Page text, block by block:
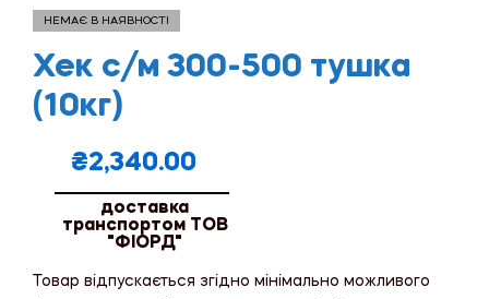
НЕМАЄ В НАЯВНОСТІ
Хек с/м 300-500 тушка
(10кг)
₴2,340.00
доставка
транспортом ТОВ
"ФІОРД"
Товар відпускається згідно мінімально можливого